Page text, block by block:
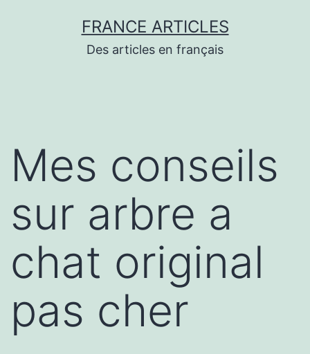
FRANCE ARTICLES
Des articles en français
Mes conseils
sur arbre a
chat original
pas cher